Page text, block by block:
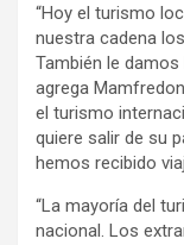
“Hoy el turismo
nuestra cadena
También le
agrega
el turismo
quiere salir de su
hemos recibido
“La mayoría del
nacional. Los